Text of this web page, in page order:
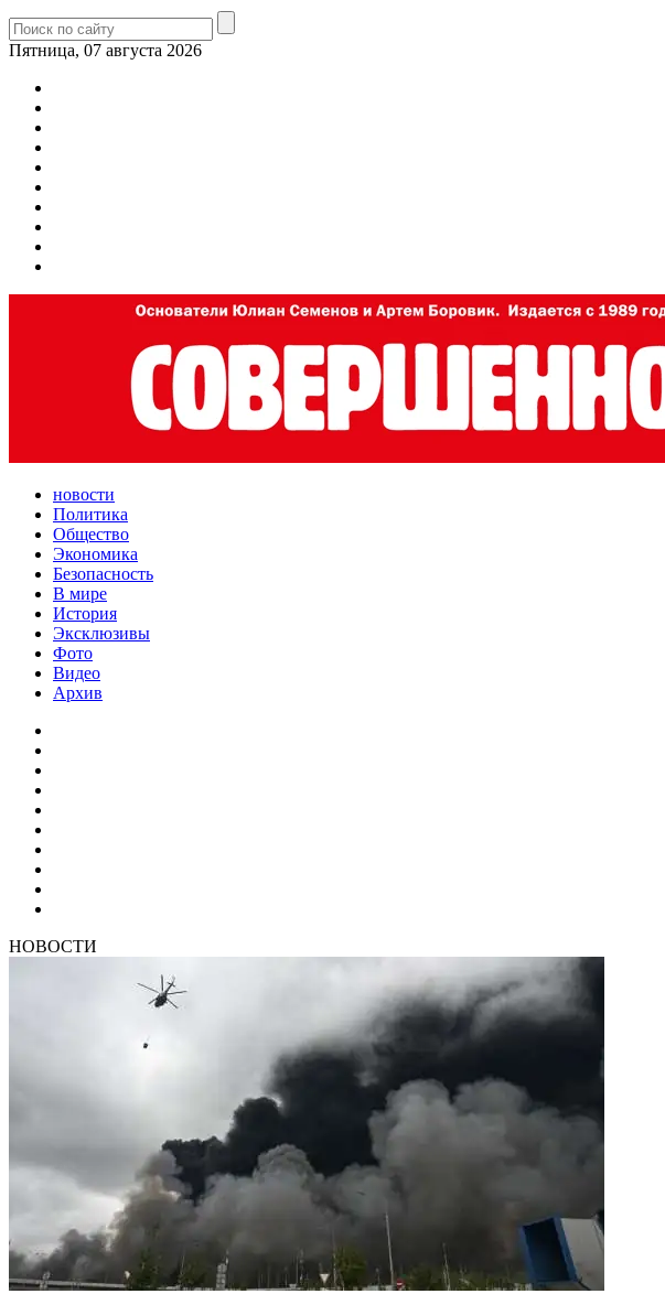
Пятница, 07 августа 2026
новости
Политика
Общество
Экономика
Безопасность
В мире
История
Эксклюзивы
Фото
Видео
Архив
НОВОСТИ